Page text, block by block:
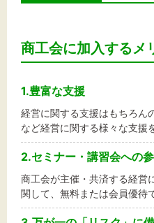
お問
文字
標準
背
商工会に加入するメ
1.豊富な支援
経営に関する支援はもちろん
など経営に関する様々な支援
2.セミナー・講習会への
商工会が主催・共済する経営
関して、無料または会員優待